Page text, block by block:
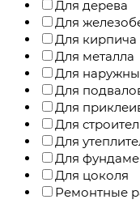
Для дерева
Для
Для кирпича
Для металла
Для
Для
Для
Для
Для
Для
Для цоколя
Ремонтные